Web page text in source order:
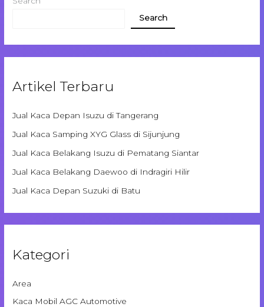
Search
Artikel Terbaru
Jual Kaca Depan Isuzu di Tangerang
Jual Kaca Samping XYG Glass di Sijunjung
Jual Kaca Belakang Isuzu di Pematang Siantar
Jual Kaca Belakang Daewoo di Indragiri Hilir
Jual Kaca Depan Suzuki di Batu
Kategori
Area
Kaca Mobil AGC Automotive